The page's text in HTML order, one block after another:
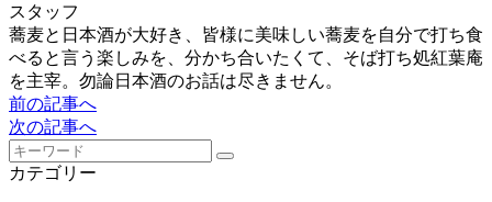
スタッフ
蕎麦と日本酒が大好き、皆様に美味しい蕎麦を自分で打ち食
べると言う楽しみを、分かち合いたくて、そば打ち処紅葉庵
を主宰。勿論日本酒のお話は尽きません。
前の記事へ
次の記事へ
カテゴリー